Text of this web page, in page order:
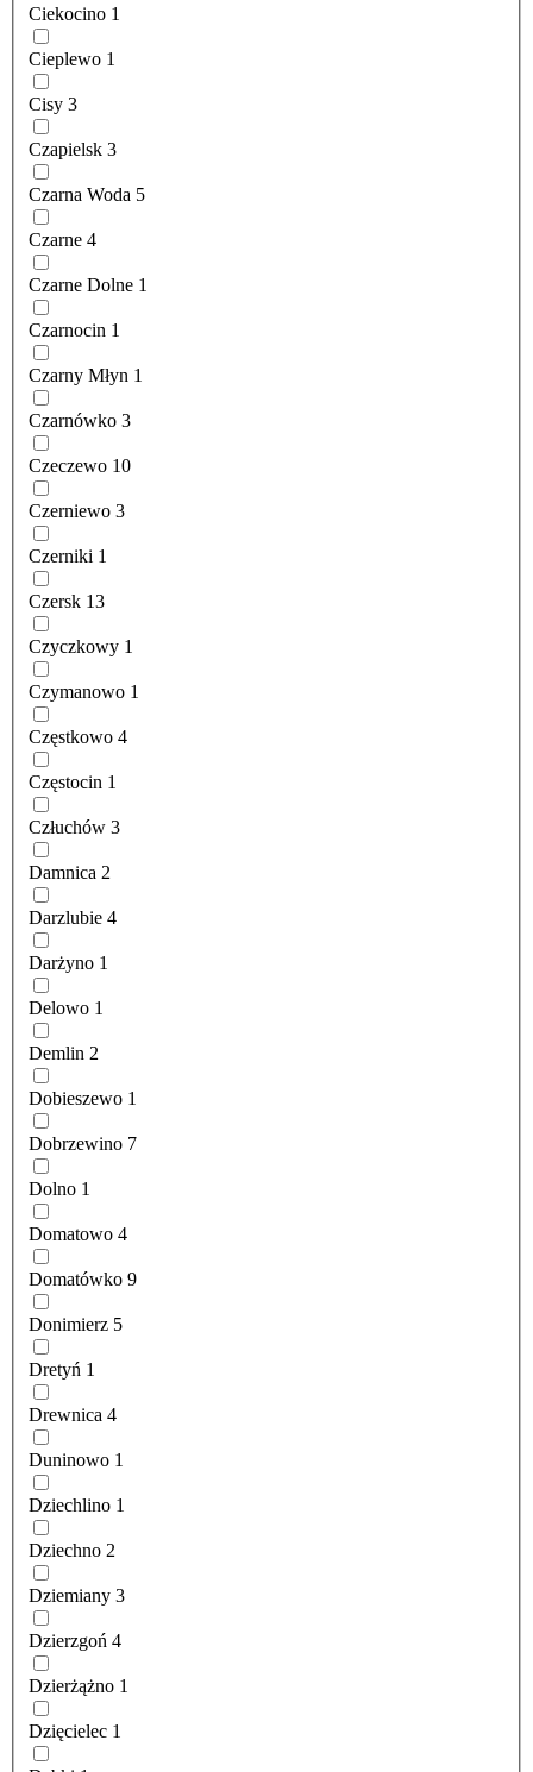
Ciekocino 1
Cieplewo 1
Cisy 3
Czapielsk 3
Czarna Woda 5
Czarne 4
Czarne Dolne 1
Czarnocin 1
Czarny Młyn 1
Czarnówko 3
Czeczewo 10
Czerniewo 3
Czerniki 1
Czersk 13
Czyczkowy 1
Czymanowo 1
Częstkowo 4
Częstocin 1
Człuchów 3
Damnica 2
Darzlubie 4
Darżyno 1
Delowo 1
Demlin 2
Dobieszewo 1
Dobrzewino 7
Dolno 1
Domatowo 4
Domatówko 9
Donimierz 5
Dretyń 1
Drewnica 4
Duninowo 1
Dziechlino 1
Dziechno 2
Dziemiany 3
Dzierzgoń 4
Dzierżążno 1
Dzięcielec 1